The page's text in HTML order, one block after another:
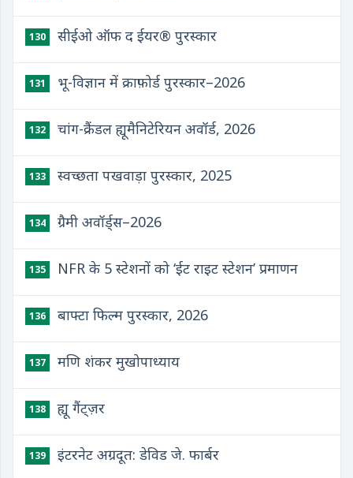
130 सीईओ ऑफ द ईयर® पुरस्कार
131 भू-विज्ञान में क्राफ़ोर्ड पुरस्कार–2026
132 चांग-क्रैंडल ह्यूमैनिटेरियन अवॉर्ड, 2026
133 स्वच्छता पखवाड़ा पुरस्कार, 2025
134 ग्रैमी अवॉर्ड्स–2026
135 NFR के 5 स्टेशनों को ‘ईट राइट स्टेशन’ प्रमाणन
136 बाफ्टा फिल्म पुरस्कार, 2026
137 मणि शंकर मुखोपाध्याय
138 ह्यू गैंट्ज़र
139 इंटरनेट अग्रदूत: डेविड जे. फार्बर